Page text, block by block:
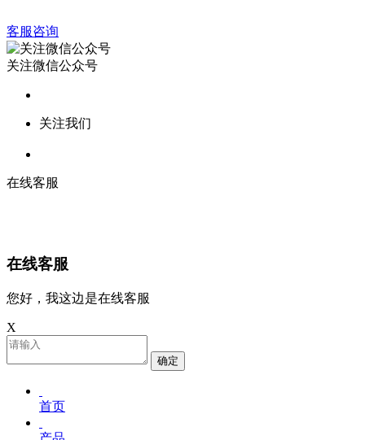
客服咨询
关注微信公众号
关注我们
在线客服
在线客服
您好，我这边是在线客服
X
确定
首页